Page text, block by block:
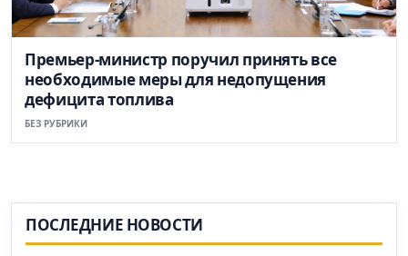
Премьер-министр поручил принять все
необходимые меры для недопущения
дефицита топлива
БЕЗ РУБРИКИ
ПОСЛЕДНИЕ НОВОСТИ